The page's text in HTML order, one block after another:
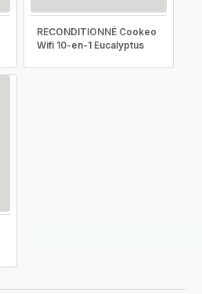
RECONDITIONNÉ Cookeo
Wifi 10-en-1 Eucalyptus